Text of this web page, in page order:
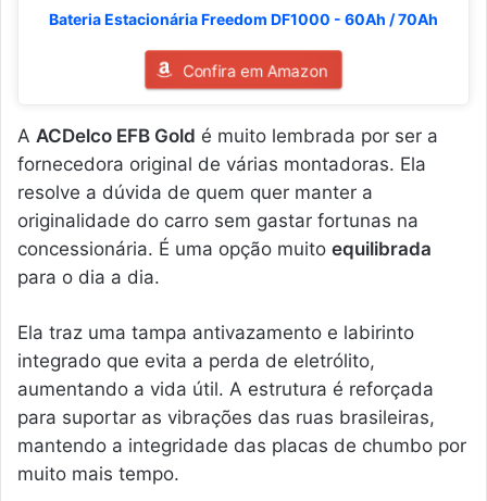
Bateria Estacionária Freedom DF1000 - 60Ah / 70Ah
Confira em Amazon
A ACDelco EFB Gold é muito lembrada por ser a
fornecedora original de várias montadoras. Ela
resolve a dúvida de quem quer manter a
originalidade do carro sem gastar fortunas na
concessionária. É uma opção muito equilibrada
para o dia a dia.
Ela traz uma tampa antivazamento e labirinto
integrado que evita a perda de eletrólito,
aumentando a vida útil. A estrutura é reforçada
para suportar as vibrações das ruas brasileiras,
mantendo a integridade das placas de chumbo por
muito mais tempo.